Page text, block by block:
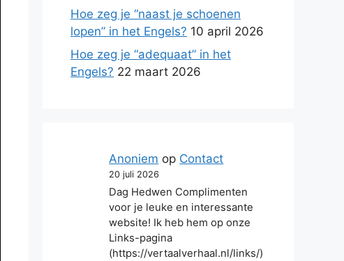
Hoe zeg je “naast je schoenen
lopen” in het Engels? 10 april 2026
Hoe zeg je “adequaat” in het
Engels? 22 maart 2026
Anoniem op Contact
20 juli 2026
Dag Hedwen Complimenten
voor je leuke en interessante
website! Ik heb hem op onze
Links-pagina
(https://vertaalverhaal.nl/links/)